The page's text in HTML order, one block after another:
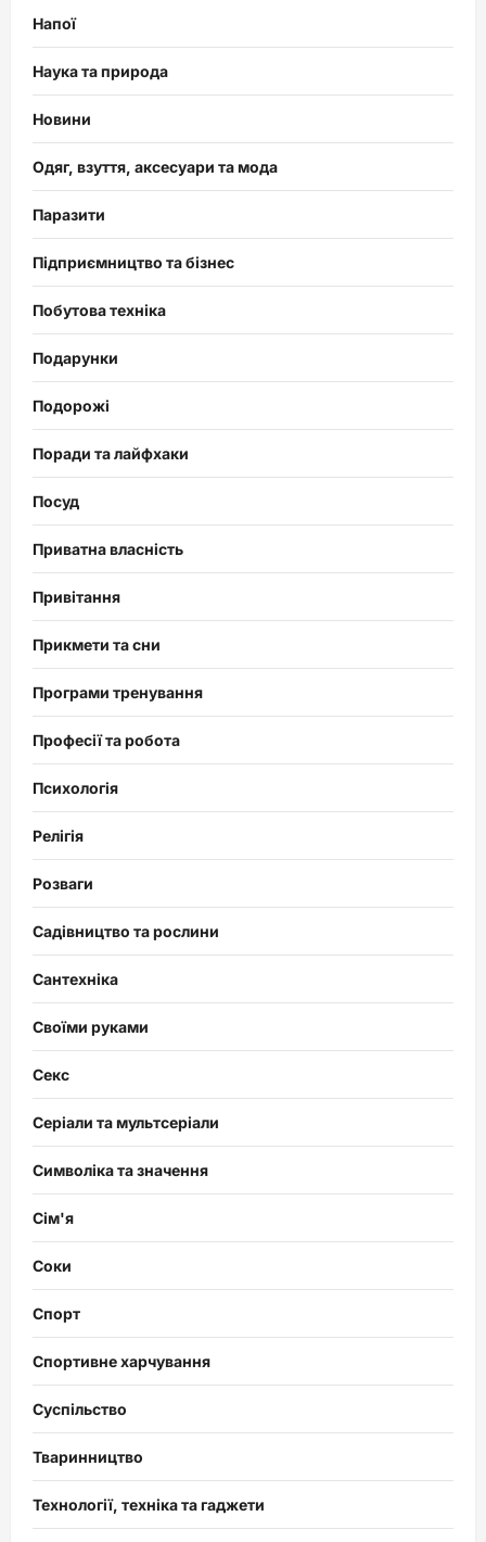
Напої
Наука та природа
Новини
Одяг, взуття, аксесуари та мода
Паразити
Підприємництво та бізнес
Побутова техніка
Подарунки
Подорожі
Поради та лайфхаки
Посуд
Приватна власність
Привітання
Прикмети та сни
Програми тренування
Професії та робота
Психологія
Релігія
Розваги
Садівництво та рослини
Сантехніка
Своїми руками
Секс
Серіали та мультсеріали
Символіка та значення
Сім'я
Соки
Спорт
Спортивне харчування
Суспільство
Тваринництво
Технології, техніка та гаджети